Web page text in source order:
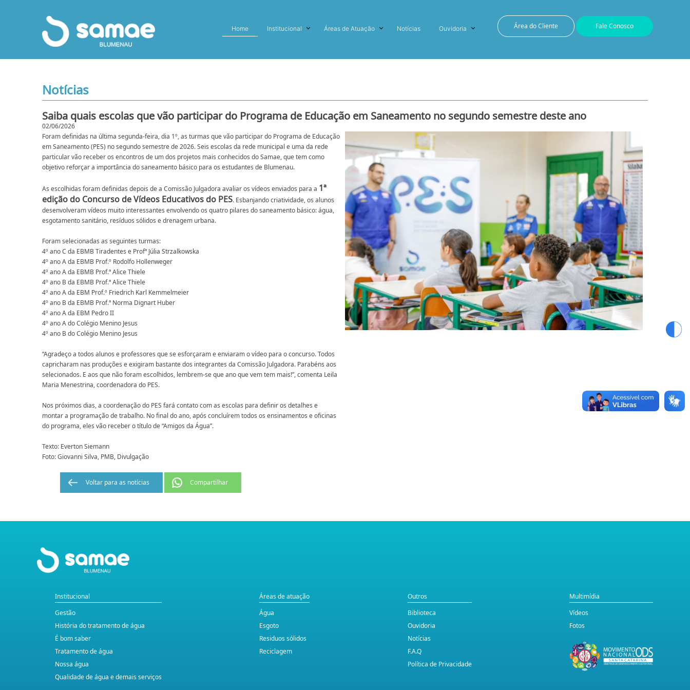
Área do Cliente Fale Conosco
Home Institucional Áreas de Atuação Notícias Ouvidoria
Notícias
Saiba quais escolas que vão participar do Programa de Educação em Saneamento no segundo semestre deste ano
02/06/2026
Foram definidas na última segunda-feira, dia 1º, as turmas que vão participar do Programa de Educação
em Saneamento (PES) no segundo semestre de 2026. Seis escolas da rede municipal e uma da rede
particular vão receber os encontros de um dos projetos mais conhecidos do Samae, que tem como
objetivo reforçar a importância do saneamento básico para os estudantes de Blumenau.
As escolhidas foram definidas depois de a Comissão Julgadora avaliar os vídeos enviados para a 1ª
edição do Concurso de Vídeos Educativos do PES. Esbanjando criatividade, os alunos
desenvolveram vídeos muito interessantes envolvendo os quatro pilares do saneamento básico: água,
esgotamento sanitário, resíduos sólidos e drenagem urbana.
Foram selecionadas as seguintes turmas:
4º ano C da EBMB Tiradentes e Profª Júlia Strzalkowska
4º ano A da EBMB Prof.º Rodolfo Hollenweger
4º ano A da EBMB Prof.ª Alice Thiele
4º ano B da EBMB Prof.ª Alice Thiele
4º ano A da EBM Prof.º Friedrich Karl Kemmelmeier
4º ano B da EBMB Prof.ª Norma Dignart Huber
4º ano A da EBM Pedro II
4º ano A do Colégio Menino Jesus
4º ano B do Colégio Menino Jesus
“Agradeço a todos alunos e professores que se esforçaram e enviaram o vídeo para o concurso. Todos
capricharam nas produções e exigiram bastante dos integrantes da Comissão Julgadora. Parabéns aos
selecionados. E aos que não foram escolhidos, lembrem-se que ano que vem tem mais!”, comenta Leila
Maria Menestrina, coordenadora do PES.
Nos próximos dias, a coordenação do PES fará contato com as escolas para definir os detalhes e
montar a programação de trabalho. No final do ano, após concluírem todos os ensinamentos e oficinas
do programa, eles vão receber o título de “Amigos da Água”.
Texto: Everton Siemann
Foto: Giovanni Silva, PMB, Divulgação
Voltar para as notícias Compartilhar
Institucional
Gestão
História do tratamento de água
É bom saber
Tratamento de água
Nossa água
Qualidade de água e demais serviços
Áreas de atuação
Água
Esgoto
Residuos sólidos
Reciclagem
Outros
Biblioteca
Ouvidoria
Notícias
F.A.Q
Política de Privacidade
Multimídia
Vídeos
Fotos